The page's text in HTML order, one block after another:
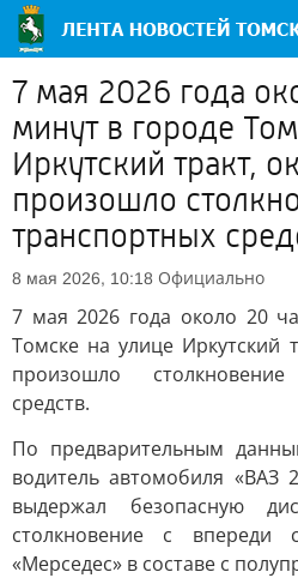
7 мая 2026 года
минут в городе
Иркутский тракт,
произошло
транспортных
8 мая 2026, 10:18 Официально
7 мая 2026 года около 20
Томске на улице Иркутский
произошло
средств.
По предварительным
водитель автомобиля «ВАЗ
выдержал безопасную
столкновение с впереди
«Мерседес» в составе с